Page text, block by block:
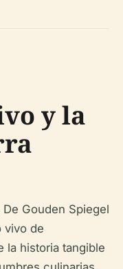
y la
Gouden Spiegel
vivo de
la historia tangible